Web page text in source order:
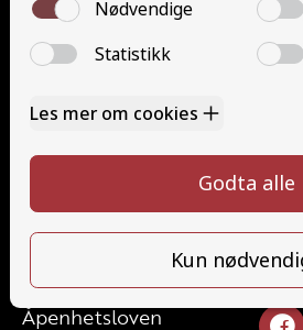
Person (YDP – YSK)
YSK Gods etterutdanning
YSK Person etterutdanning
Kontakt
Priser
Elevside
Kontakt oss
Åpenhetsloven
Følg